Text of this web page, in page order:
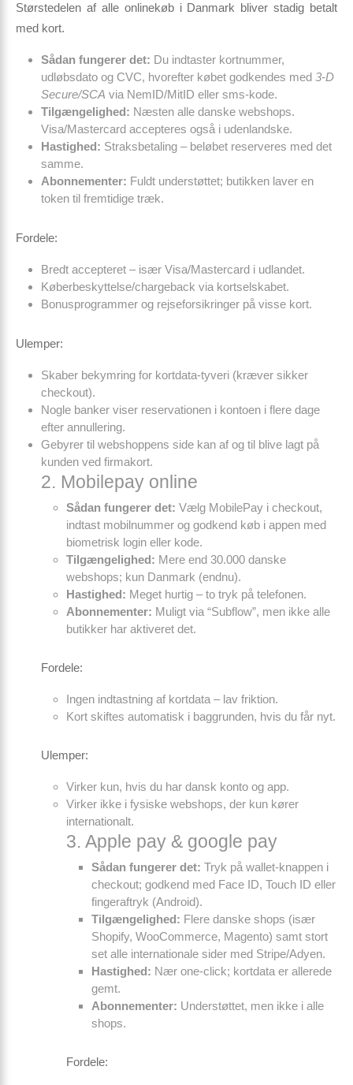
Størstedelen af alle onlinekøb i Danmark bliver stadig betalt
med kort.
Sådan fungerer det: Du indtaster kortnummer,
udløbsdato og CVC, hvorefter købet godkendes med 3-D
Secure/SCA via NemID/MitID eller sms-kode.
Tilgængelighed: Næsten alle danske webshops.
Visa/Mastercard accepteres også i udenlandske.
Hastighed: Straksbetaling – beløbet reserveres med det
samme.
Abonnementer: Fuldt understøttet; butikken laver en
token til fremtidige træk.
Fordele:
Bredt accepteret – især Visa/Mastercard i udlandet.
Køberbeskyttelse/chargeback via kortselskabet.
Bonusprogrammer og rejse­forsikringer på visse kort.
Ulemper:
Skaber bekymring for kortdata-tyveri (kræver sikker
checkout).
Nogle banker viser reservationen i kontoen i flere dage
efter annullering.
Gebyrer til webshoppens side kan af og til blive lagt på
kunden ved firmakort.
2. Mobilepay online
Sådan fungerer det: Vælg MobilePay i checkout,
indtast mobilnummer og godkend køb i appen med
biometrisk login eller kode.
Tilgængelighed: Mere end 30.000 danske
webshops; kun Danmark (endnu).
Hastighed: Meget hurtig – to tryk på telefonen.
Abonnementer: Muligt via “Subflow”, men ikke alle
butikker har aktiveret det.
Fordele:
Ingen indtastning af kortdata – lav friktion.
Kort skiftes automatisk i baggrunden, hvis du får nyt.
Ulemper:
Virker kun, hvis du har dansk konto og app.
Virker ikke i fysiske webshops, der kun kører
internationalt.
3. Apple pay & google pay
Sådan fungerer det: Tryk på wallet-knappen i
checkout; godkend med Face ID, Touch ID eller
fingeraftryk (Android).
Tilgængelighed: Flere danske shops (især
Shopify, WooCommerce, Magento) samt stort
set alle internationale sider med Stripe/Adyen.
Hastighed: Nær one-click; kortdata er allerede
gemt.
Abonnementer: Understøttet, men ikke i alle
shops.
Fordele: